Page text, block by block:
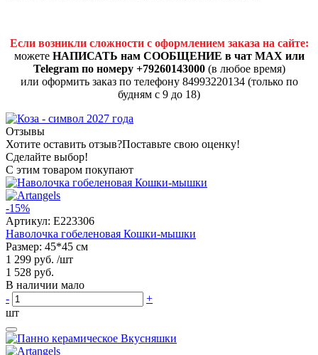
Если возникли сложности с оформлением заказа на сайте:
можете НАПИСАТЬ нам СООБЩЕНИЕ в чат MAX или
Telegram по номеру +79260143000(в любое время)
или оформить заказ по телефону 84993220134 (только по
будням с 9 до 18)
Отзывы
Хотите оставить отзыв?Поставьте свою оценку!
Сделайте выбор!
С этим товаром покупают
-15%
Артикул: E223306
Наволочка гобеленовая Кошки-мышки
Размер: 45*45 см
1 299 руб. /шт
1 528 руб.
В наличии мало
-
+
шт